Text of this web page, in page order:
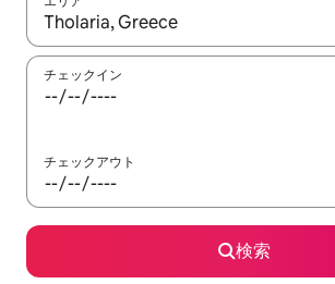
検索結果が表示されたら、上下の矢印キ
チェックイン
チェックアウト
検索